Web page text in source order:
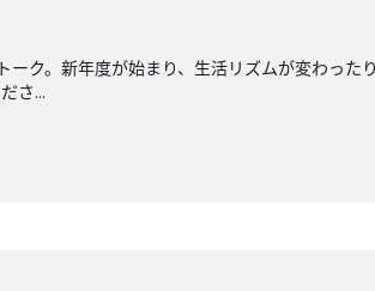
ク。新年度が始まり、生活リズムが変わっ
さ...